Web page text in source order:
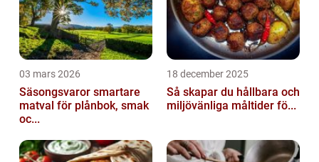
03 mars 2026
Säsongsvaror smartare
matval för plånbok, smak
oc...
18 december 2025
Så skapar du hållbara och
miljövänliga måltider fö...